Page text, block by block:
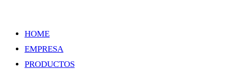
HOME
EMPRESA
PRODUCTOS